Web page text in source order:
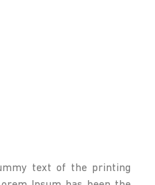
text of the printing